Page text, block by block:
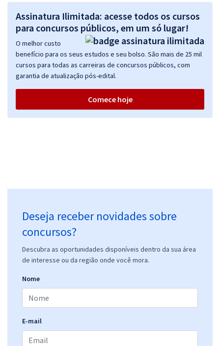
Assinatura Ilimitada: acesse todos os cursos
para concursos públicos, em um só lugar!
O melhor custo
benefício para os seus estudos e seu bolso. São mais de 25 mil
cursos para todas as carreiras de concursos públicos, com
garantia de atualização pós-edital.
Comece hoje
Deseja receber novidades sobre
concursos?
Descubra as oportunidades disponíveis dentro da sua área
de interesse ou da região onde você mora.
Nome
E-mail